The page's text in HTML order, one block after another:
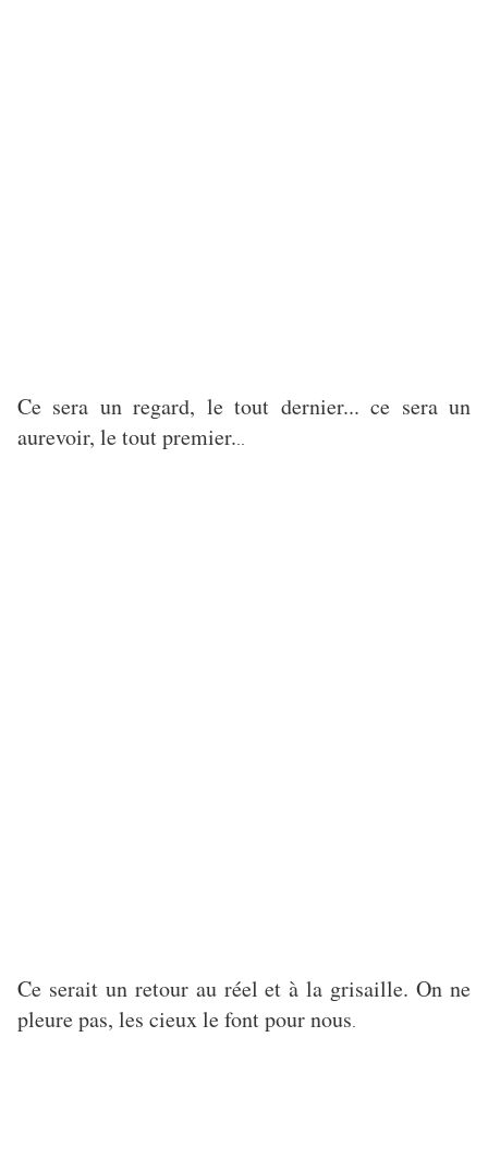
Ce sera un regard, le tout dernier... ce sera un
aurevoir, le tout premier.
Ce serait un retour au réel et à la grisaille. On ne
pleure pas, les cieux le font pour nous